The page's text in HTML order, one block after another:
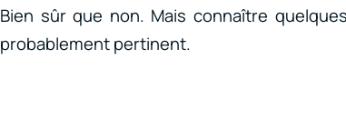
Bien sûr que non. Mais connaître
probablement pertinent.